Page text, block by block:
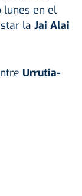
lunes en el
la Jai Alai
Urrutia-